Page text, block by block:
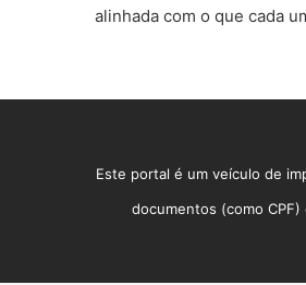
alinhada com o que cada
Este portal é um veículo de
documentos (como